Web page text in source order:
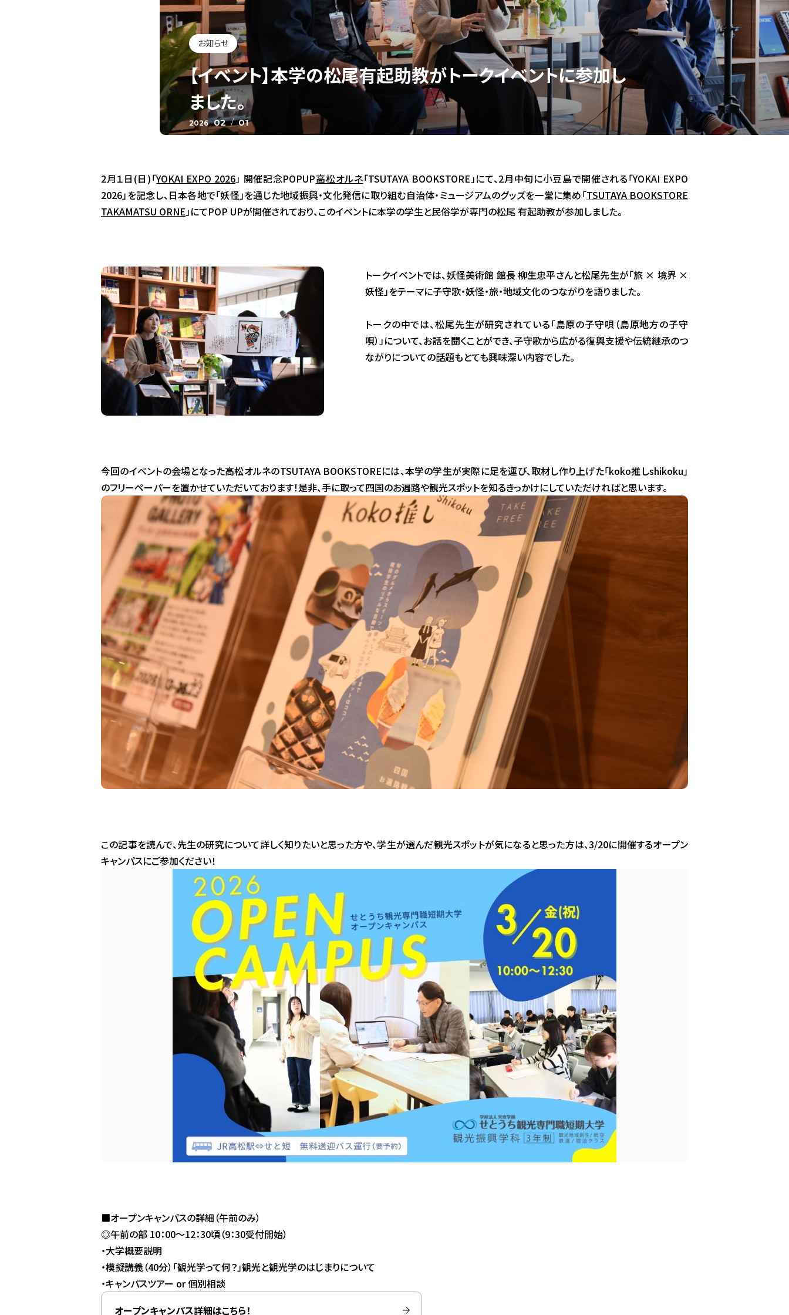
お知らせ
【イベント】本学の松尾有起助教がトークイベントに参加し
ました。
2026 02 / 01
2月１日(日)「YOKAI EXPO 2026」 開催記念POPUP高松オルネ「TSUTAYA BOOKSTORE」にて、2月中旬に小豆島で開催される「YOKAI EXPO
2026」を記念し、日本各地で「妖怪」を通じた地域振興・文化発信に取り組む自治体・ミュージアムのグッズを一堂に集め「TSUTAYA BOOKSTORE
TAKAMATSU ORNE」にてPOP UPが開催されており、このイベントに本学の学生と民俗学が専門の松尾 有起助教が参加しました。
トークイベントでは、妖怪美術館 館長 柳生忠平さんと松尾先生が「旅 × 境界 ×
妖怪」をテーマに子守歌・妖怪・旅・地域文化のつながりを語りました。
トークの中では、松尾先生が研究されている「島原の子守唄（島原地方の子守
唄）」について、お話を聞くことができ、子守歌から広がる復興支援や伝統継承のつ
ながりについての話題もとても興味深い内容でした。
今回のイベントの会場となった高松オルネのTSUTAYA BOOKSTOREには、本学の学生が実際に足を運び、取材し作り上げた「koko推しshikoku」
のフリーペーパーを置かせていただいております！是非、手に取って四国のお遍路や観光スポットを知るきっかけにしていただければと思います。
この記事を読んで、先生の研究について詳しく知りたいと思った方や、学生が選んだ観光スポットが気になると思った方は、3/20に開催するオープン
キャンパスにご参加ください！
■オープンキャンパスの詳細（午前のみ）
◎午前の部 10：00～12：30頃（9：30受付開始）
・大学概要説明
・模擬講義（40分）「観光学って何？」観光と観光学のはじまりについて
・キャンパスツアー or 個別相談
オープンキャンパス詳細はこちら！